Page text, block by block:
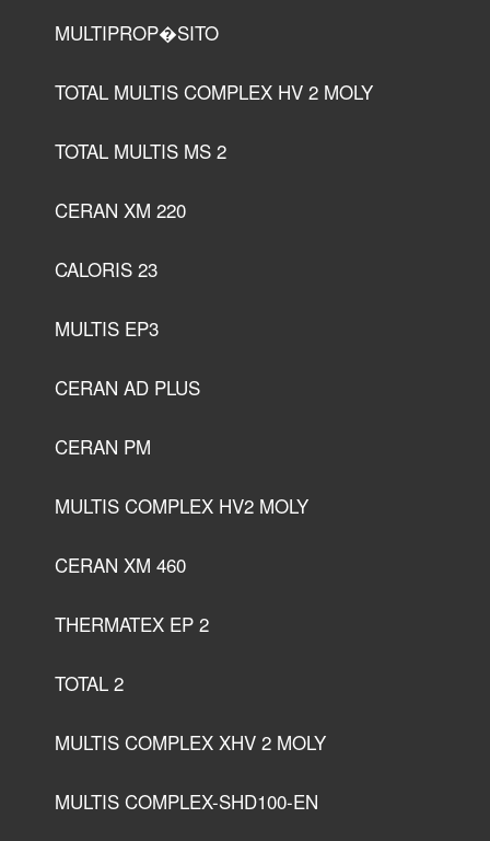
MULTIPROP�SITO
TOTAL MULTIS COMPLEX HV 2 MOLY
TOTAL MULTIS MS 2
CERAN XM 220
CALORIS 23
MULTIS EP3
CERAN AD PLUS
CERAN PM
MULTIS COMPLEX HV2 MOLY
CERAN XM 460
THERMATEX EP 2
TOTAL 2
MULTIS COMPLEX XHV 2 MOLY
MULTIS COMPLEX-SHD100-EN